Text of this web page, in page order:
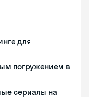
для
погружением в
сериалы на